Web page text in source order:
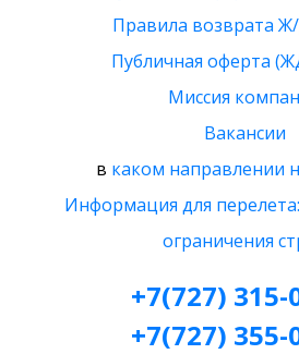
Правила возврата
Публичная оферта
Миссия
Вакансии
в каком направлении
Информация для
ограничения
+7(727) 315-
+7(727) 355-